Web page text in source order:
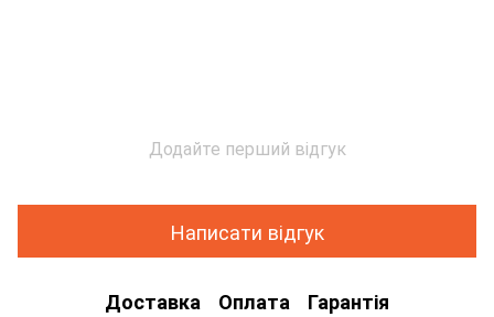
Додайте перший відгук
Написати відгук
Доставка Оплата Гарантія